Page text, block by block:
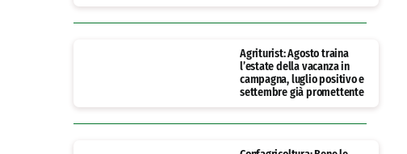
Agriturist: Agosto traina
l’estate della vacanza in
campagna, luglio positivo e
settembre già promettente